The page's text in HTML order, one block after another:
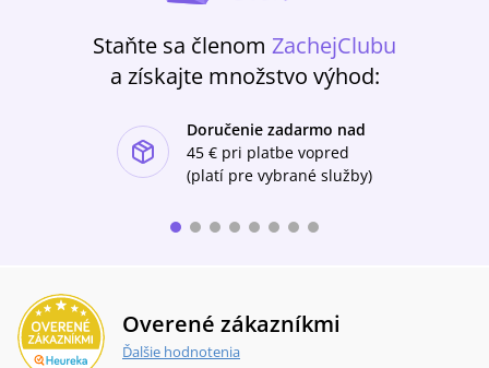
Staňte sa členom ZachejClubu
a získajte množstvo výhod:
Doručenie zadarmo nad
45 € pri platbe vopred
(platí pre vybrané služby)
Overené zákazníkmi
Ďalšie hodnotenia